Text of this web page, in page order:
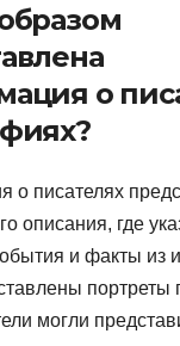
о
о писателях
описания, где
и факты из
портреты
могли